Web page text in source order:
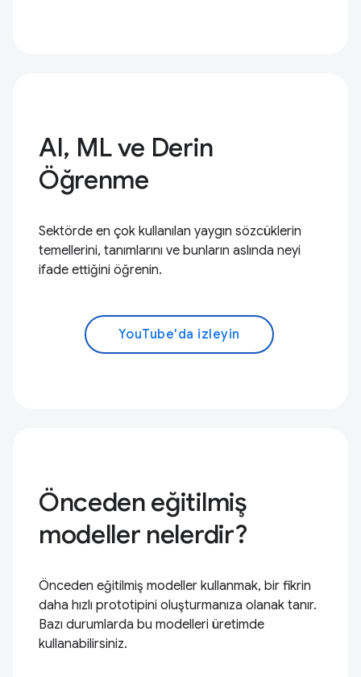
AI, ML ve Derin
Öğrenme
Sektörde en çok kullanılan yaygın sözcüklerin
temellerini, tanımlarını ve bunların aslında neyi
ifade ettiğini öğrenin.
YouTube'da izleyin
Önceden eğitilmiş
modeller nelerdir?
Önceden eğitilmiş modeller kullanmak, bir fikrin
daha hızlı prototipini oluşturmanıza olanak tanır.
Bazı durumlarda bu modelleri üretimde
kullanabilirsiniz.